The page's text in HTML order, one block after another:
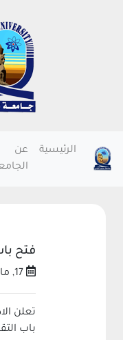
الرئيسية
عن
فتح
تعلن